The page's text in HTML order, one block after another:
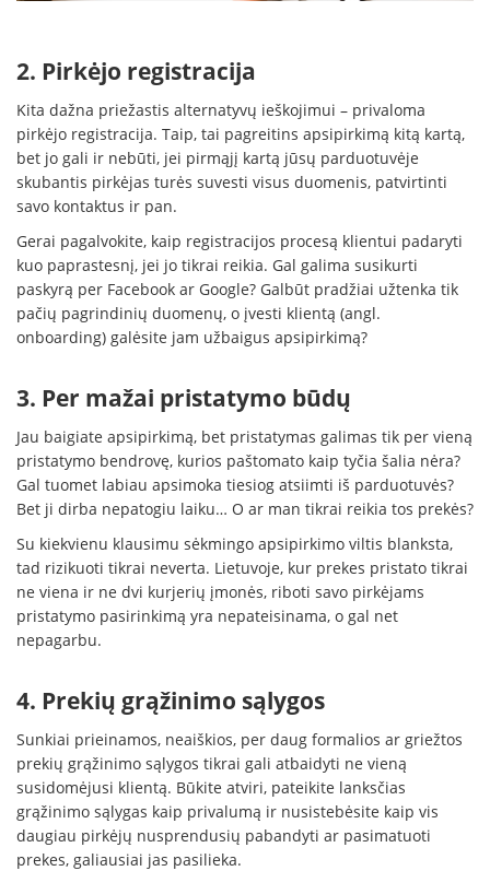
2. Pirkėjo registracija
Kita dažna priežastis alternatyvų ieškojimui – privaloma
pirkėjo registracija. Taip, tai pagreitins apsipirkimą kitą kartą,
bet jo gali ir nebūti, jei pirmąjį kartą jūsų parduotuvėje
skubantis pirkėjas turės suvesti visus duomenis, patvirtinti
savo kontaktus ir pan.
Gerai pagalvokite, kaip registracijos procesą klientui padaryti
kuo paprastesnį, jei jo tikrai reikia. Gal galima susikurti
paskyrą per Facebook ar Google? Galbūt pradžiai užtenka tik
pačių pagrindinių duomenų, o įvesti klientą (angl.
onboarding) galėsite jam užbaigus apsipirkimą?
3. Per mažai pristatymo būdų
Jau baigiate apsipirkimą, bet pristatymas galimas tik per vieną
pristatymo bendrovę, kurios paštomato kaip tyčia šalia nėra?
Gal tuomet labiau apsimoka tiesiog atsiimti iš parduotuvės?
Bet ji dirba nepatogiu laiku… O ar man tikrai reikia tos prekės?
Su kiekvienu klausimu sėkmingo apsipirkimo viltis blanksta,
tad rizikuoti tikrai neverta. Lietuvoje, kur prekes pristato tikrai
ne viena ir ne dvi kurjerių įmonės, riboti savo pirkėjams
pristatymo pasirinkimą yra nepateisinama, o gal net
nepagarbu.
4. Prekių grąžinimo sąlygos
Sunkiai prieinamos, neaiškios, per daug formalios ar griežtos
prekių grąžinimo sąlygos tikrai gali atbaidyti ne vieną
susidomėjusi klientą. Būkite atviri, pateikite lanksčias
grąžinimo sąlygas kaip privalumą ir nusistebėsite kaip vis
daugiau pirkėjų nusprendusių pabandyti ar pasimatuoti
prekes, galiausiai jas pasilieka.